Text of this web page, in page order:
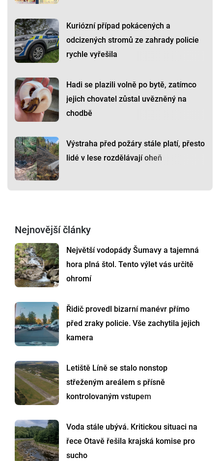
Kuriózní případ pokácených a
odcizených stromů ze zahrady policie
rychle vyřešila
Hadi se plazili volně po bytě, zatímco
jejich chovatel zůstal uvězněný na
chodbě
Výstraha před požáry stále platí, přesto
lidé v lese rozdělávají oheň
Nejnovější články
Největší vodopády Šumavy a tajemná
hora plná štol. Tento výlet vás určitě
ohromí
Řidič provedl bizarní manévr přímo
před zraky policie. Vše zachytila jejich
kamera
Letiště Líně se stalo nonstop
střeženým areálem s přísně
kontrolovaným vstupem
Voda stále ubývá. Kritickou situaci na
řece Otavě řešila krajská komise pro
sucho